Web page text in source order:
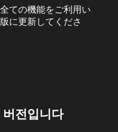
ての機能をご利用い
に更新してくださ
전입니다